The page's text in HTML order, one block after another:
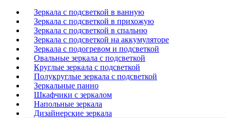
Зеркала с подсветкой в ванную
Зеркала с подсветкой в прихожую
Зеркала с подсветкой в спальню
Зеркала с подсветкой на аккумуляторе
Зеркала с подогревом и подсветкой
Овальные зеркала с подсветкой
Круглые зеркала с подсветкой
Полукруглые зеркала с подсветкой
Зеркальные панно
Шкафчики с зеркалом
Напольные зеркала
Дизайнерские зеркала